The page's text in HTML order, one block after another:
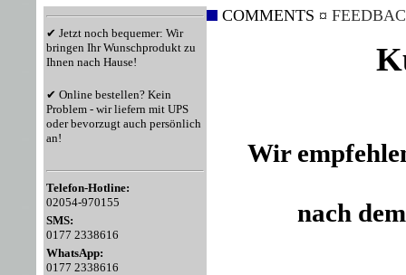
✔ Jetzt noch bequemer: Wir
bringen Ihr Wunschprodukt zu
Ihnen nach Hause!
✔ Online bestellen? Kein
Problem - wir liefern mit UPS
oder bevorzugt auch persönlich
an!
Telefon-Hotline:
02054-970155
SMS:
0177 2338616
WhatsApp:
0177 2338616
COMMENTS ¤
Wir
nach